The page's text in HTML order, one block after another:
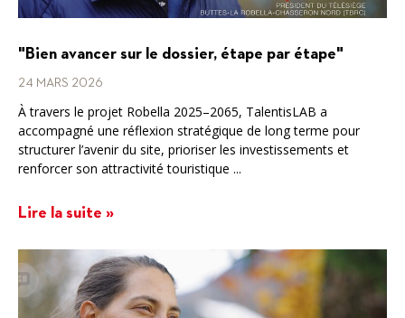
"Bien avancer sur le dossier, étape par étape"
24 MARS 2026
À travers le projet Robella 2025–2065, TalentisLAB a
accompagné une réflexion stratégique de long terme pour
structurer l’avenir du site, prioriser les investissements et
renforcer son attractivité touristique ...
Lire la suite »